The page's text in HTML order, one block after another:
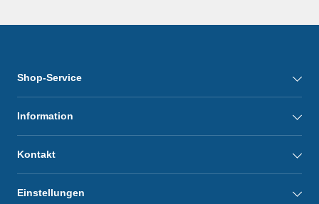
Shop-Service
Information
Kontakt
Einstellungen